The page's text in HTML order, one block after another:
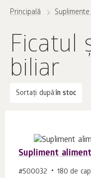
Principală
Ficatul
biliar
Sortați după:în stoc
Supliment
#500032 180 de